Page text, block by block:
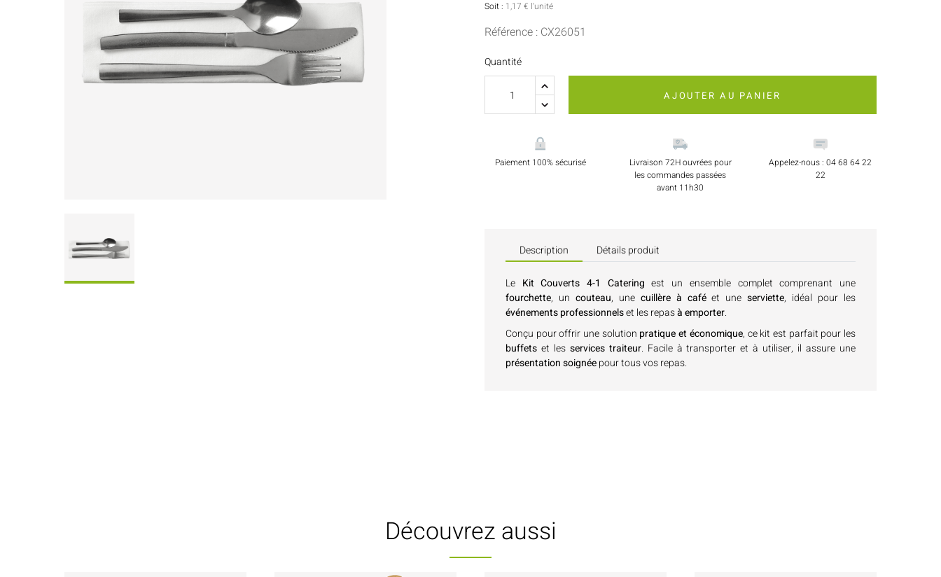
Coffrets À Partager Sauces Et Condiments
Nappes Et Serviettes
Flacons Et Bouteilles
Soit : 1,17 € l'unité
Référence : CX26051
Quantité
AJOUTER AU PANIER
Paiement 100% sécurisé
Livraison 72H ouvrées pour
les commandes passées
avant 11h30
Appelez-nous : 04 68 64 22
22
Description Détails produit
Le Kit Couverts 4-1 Catering est un ensemble complet comprenant une
fourchette, un couteau, une cuillère à caféet uneserviette, idéal pour les
événements professionnelset les repasà emporter.
Conçu pour offrir une solution pratique et économique, ce kit est parfait pour les
buffetset les services traiteur. Facile à transporter et à utiliser, il assure une
présentation soignéepour tous vos repas.
Découvrez aussi